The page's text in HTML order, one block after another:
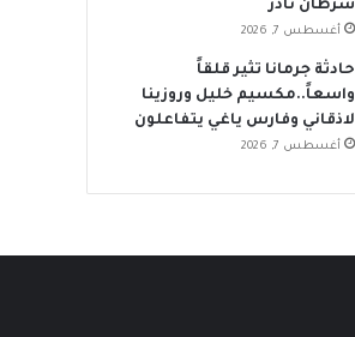
سرطان نادر
أغسطس 7, 2026
حادثة جرمانا تثير قلقاً
واسعاً..مكسيم خليل وروزينا
لاذقاني وفارس ياغي يتفاعلون
أغسطس 7, 2026